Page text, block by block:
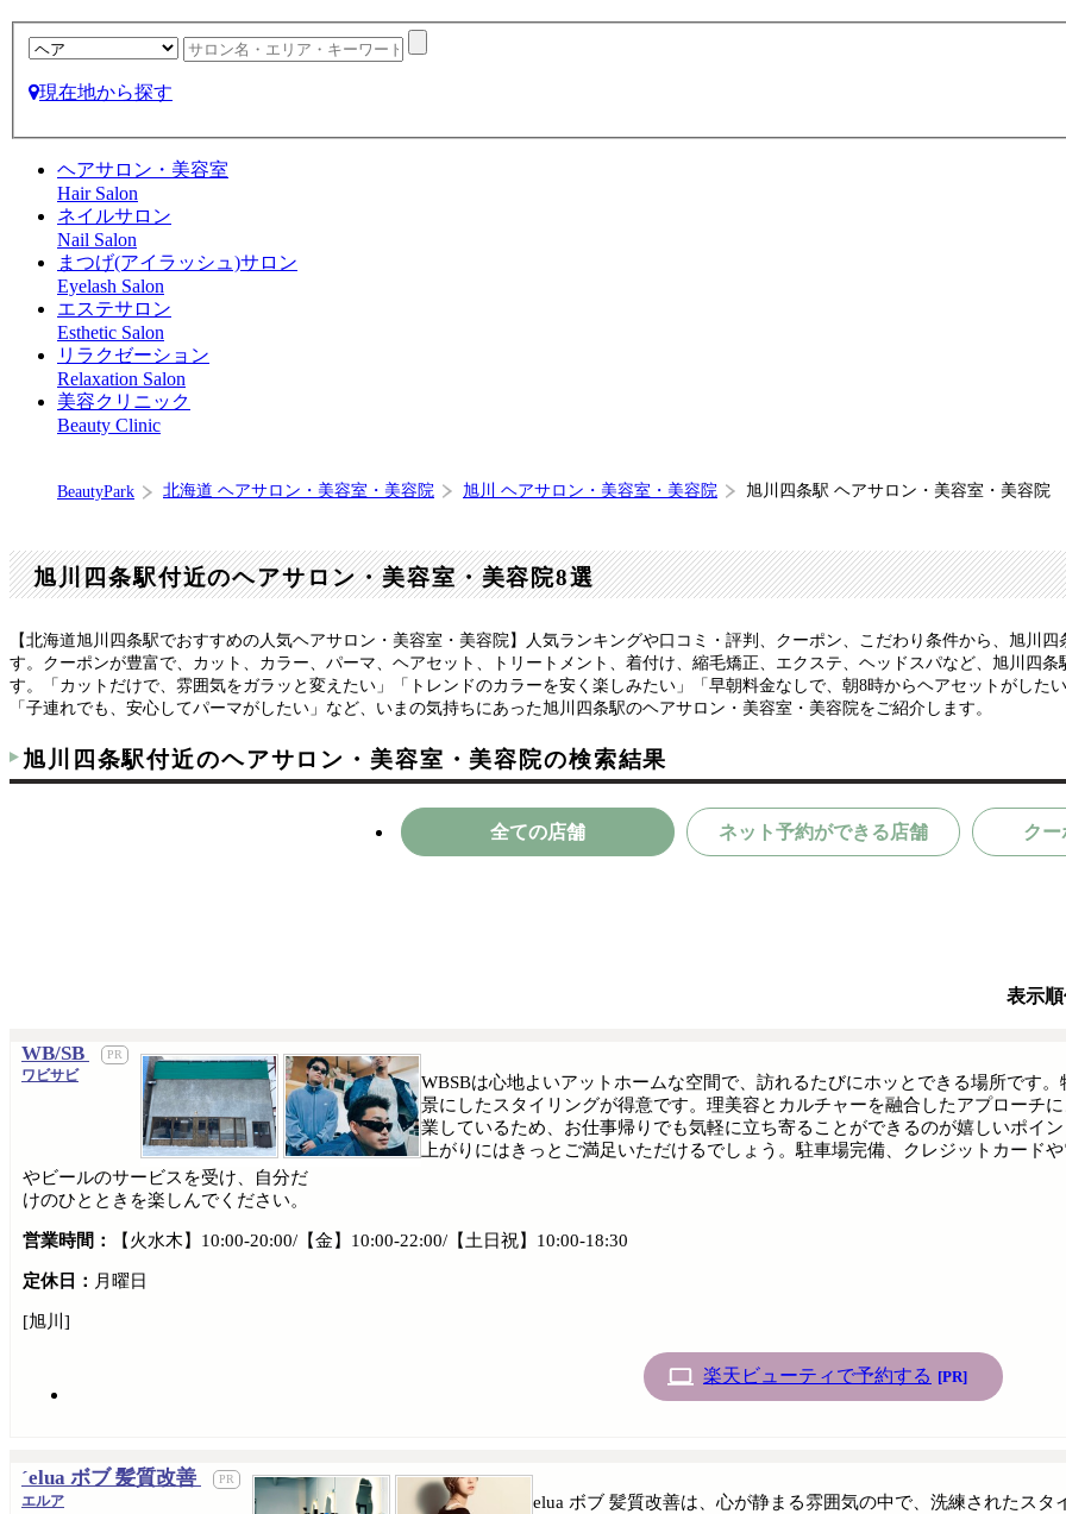
現在地から探す
ヘアサロン・美容室
Hair Salon
ネイルサロン
Nail Salon
まつげ(アイラッシュ)サロン
Eyelash Salon
エステサロン
Esthetic Salon
リラクゼーション
Relaxation Salon
美容クリニック
Beauty Clinic
BeautyPark 北海道 ヘアサロン・美容室・美容院 旭川 ヘアサロン・美容室・美容院 旭川四条駅 ヘアサロン・美容室・美容院
旭川四条駅付近のヘアサロン・美容室・美容院8選
【北海道旭川四条駅でおすすめの人気ヘアサロン・美容室・美容院】人気ランキングや口コミ・評判、クーポン、こだわり条件から、旭川
す。クーポンが豊富で、カット、カラー、パーマ、ヘアセット、トリートメント、着付け、縮毛矯正、エクステ、ヘッドスパなど、旭川四
す。「カットだけで、雰囲気をガラッと変えたい」「トレンドのカラーを安く楽しみたい」「早朝料金なしで、朝8時からヘアセットがし
「子連れでも、安心してパーマがしたい」など、いまの気持ちにあった旭川四条駅のヘアサロン・美容室・美容院をご紹介します。
旭川四条駅付近のヘアサロン・美容室・美容院の検索結果
全ての店舗 ネット予約ができる店舗 クー
表示
WB/SB
ワビサビ
WBSBは心地よいアットホームな空間で、訪れるたびにホッとできる場所です
景にしたスタイリングが得意です。理美容とカルチャーを融合したアプローチ
業しているため、お仕事帰りでも気軽に立ち寄ることができるのが嬉しいポイ
上がりにはきっとご満足いただけるでしょう。駐車場完備、クレジットカード
やビールのサービスを受け、自分だ
けのひとときを楽しんでください。
営業時間： 【火水木】10:00-20:00/【金】10:00-22:00/【土日祝】10:00-18:30
定休日： 月曜日
[旭川]
楽天ビューティで予約する [PR]
´elua ボブ 髪質改善
エルア
elua ボブ 髪質改善は、心が静まる雰囲気の中で、洗練されたス